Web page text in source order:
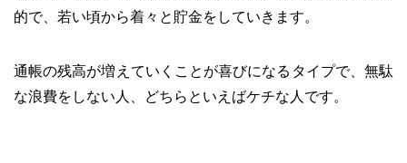
的で、若い頃から着々と貯金をしていきます。
通帳の残高が増えていくことが喜びになるタイプで、無駄
な浪費をしない人、どちらといえばケチな人です。